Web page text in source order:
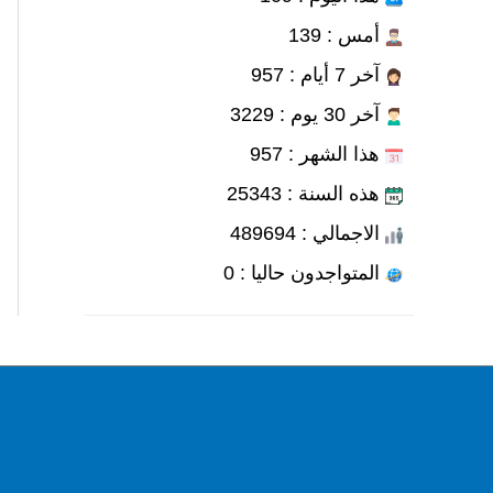
أمس : 139
آخر 7 أيام : 957
آخر 30 يوم : 3229
هذا الشهر : 957
هذه السنة : 25343
الاجمالي : 489694
المتواجدون حاليا : 0